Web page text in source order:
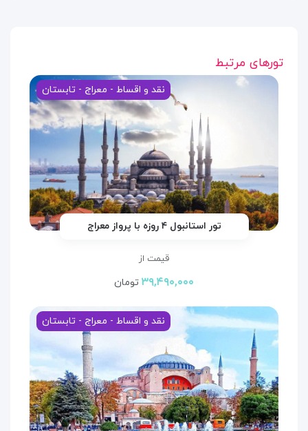
تورهای مرتبط
نقد و اقساط - معراج - تابستان
تور استانبول ۴ روزه با پرواز معراج
قیمت از
۳۹,۴۹۰,۰۰۰ تومان
نقد و اقساط - معراج - تابستان